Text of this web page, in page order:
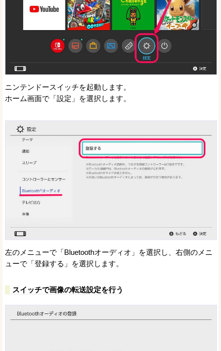
ニンテンドースイッチを起動します。
ホーム画面で「設定」を選択します。
左のメニューで「Bluetoothオーディオ」を選択し、右側のメニ
ューで「登録する」を選択します。
スイッチで画像の転送設定を行う